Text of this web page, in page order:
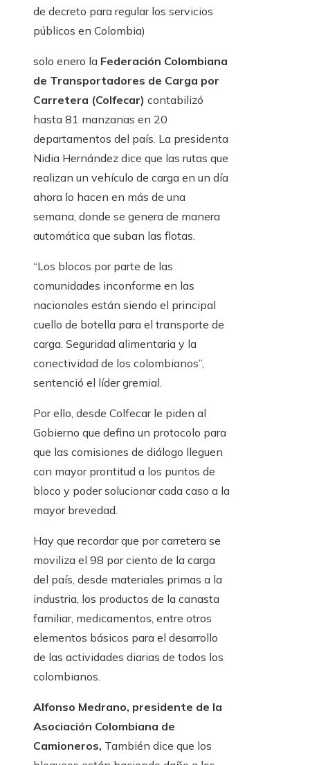
de decreto para regular los servicios
públicos en Colombia)
solo enero la Federación Colombiana
de Transportadores de Carga por
Carretera (Colfecar) contabilizó
hasta 81 manzanas en 20
departamentos del país. La presidenta
Nidia Hernández dice que las rutas que
realizan un vehículo de carga en un día
ahora lo hacen en más de una
semana, donde se genera de manera
automática que suban las flotas.
“Los blocos por parte de las
comunidades inconforme en las
nacionales están siendo el principal
cuello de botella para el transporte de
carga. Seguridad alimentaria y la
conectividad de los colombianos”,
sentenció el líder gremial.
Por ello, desde Colfecar le piden al
Gobierno que defina un protocolo para
que las comisiones de diálogo lleguen
con mayor prontitud a los puntos de
bloco y poder solucionar cada caso a la
mayor brevedad.
Hay que recordar que por carretera se
moviliza el 98 por ciento de la carga
del país, desde materiales primas a la
industria, los productos de la canasta
familiar, medicamentos, entre otros
elementos básicos para el desarrollo
de las actividades diarias de todos los
colombianos.
Alfonso Medrano, presidente de la
Asociación Colombiana de
Camioneros, También dice que los